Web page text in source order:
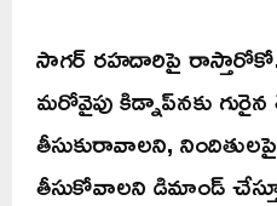
సాగర్ రహదారిపై రాస్తారోకో..
మరోవైపు కిడ్నాప్‌నకు
తీసుకురావాలని,
తీసుకోవాలని డిమాండ్